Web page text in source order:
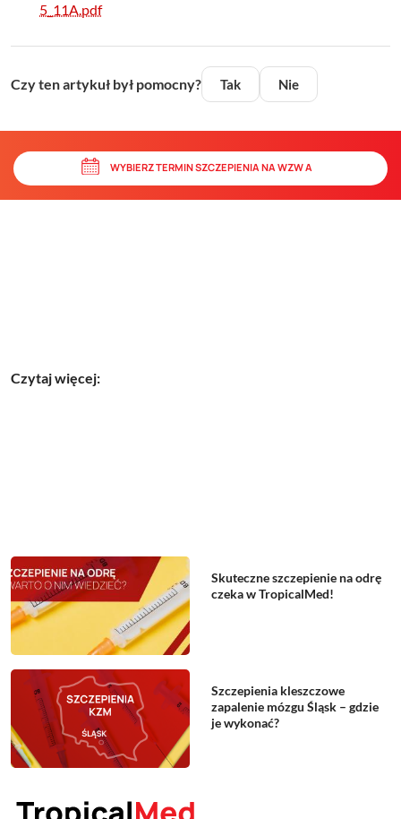
5_11A.pdf
Czy ten artykuł był pomocny? Tak Nie
WYBIERZ TERMIN SZCZEPIENIA NA WZW A
Czytaj więcej:
Skuteczne szczepienie na odrę
czeka w TropicalMed!
Szczepienia kleszczowe
zapalenie mózgu Śląsk – gdzie
je wykonać?